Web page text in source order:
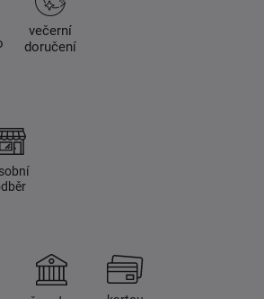
večerní
doručení